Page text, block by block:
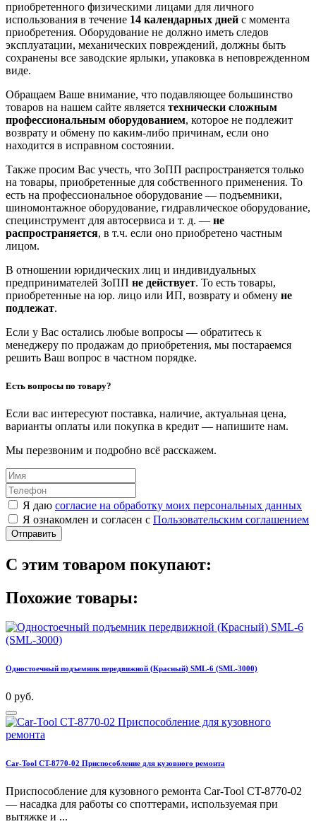
приобретенного физическими лицами для личного
использования в течение 14 календарных дней с момента
приобретения. Оборудование не должно иметь следов
эксплуатации, механических повреждений, должны быть
сохранены все заводские ярлыки, упаковка в неповрежденном
виде.
Обращаем Ваше внимание, что подавляющее большинство
товаров на нашем сайте является технически сложным
профессиональным оборудованием, которое не подлежит
возврату и обмену по каким-либо причинам, если оно
находится в исправном состоянии.
Также просим Вас учесть, что ЗоПП распространяется только
на товары, приобретенные для собственного применения. То
есть на профессиональное оборудование — подъемники,
шиномонтажное оборудование, гидравлическое оборудование,
специнструмент для автосервиса и т. д. — не
распространяется, в т.ч. если оно приобретено частным
лицом.
В отношении юридических лиц и индивидуальных
предпринимателей ЗоПП не действует. То есть товары,
приобретенные на юр. лицо или ИП, возврату и обмену не
подлежат.
Если у Вас остались любые вопросы — обратитесь к
менеджеру по продажам до приобретения, мы постараемся
решить Ваш вопрос в частном порядке.
Есть вопросы по товару?
Если вас интересуют поставка, наличие, актуальная цена,
варианты оплаты или покупка в кредит — напишите нам.
Мы перезвоним и подробно всё расскажем.
Я даю согласие на обработку моих персональных данных
Я ознакомлен и согласен с Пользовательским соглашением
Отправить
С этим товаром покупают:
Похожие товары:
Одностоечный подъемник передвижной (Красный) SML-6 (SML-3000)
0 руб.
Car-Tool CT-8770-02 Приспособление для кузовного ремонта
Приспособление для кузовного ремонта Car-Tool CT-8770-02
— насадка для работы со споттерами, используемая при
вытяжке и ...